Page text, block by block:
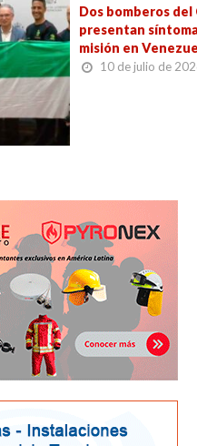
Dos bomberos del
presentan
misión en
10 de julio de